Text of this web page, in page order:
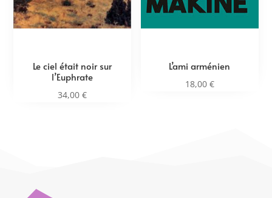
Le ciel était noir sur
l’Euphrate
34,00€
L’ami arménien
18,00 €